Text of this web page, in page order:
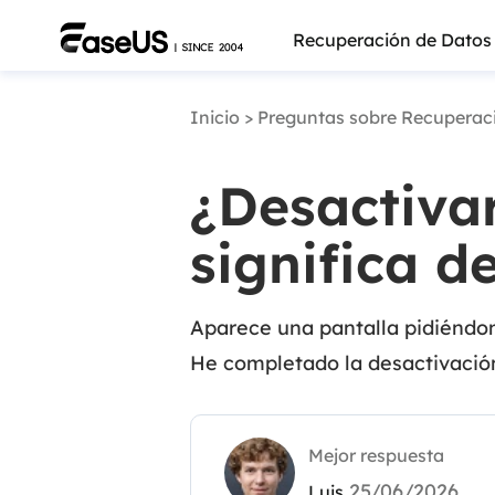
Recuperación de Datos
Inicio > Preguntas sobre
significa
Aparece una pantalla
He completado la
Mejor respuesta